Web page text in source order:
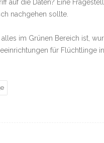
auf die Daten? Eine
nachgehen sollte.
im Grünen Bereich ist,
für Flüchtlinge